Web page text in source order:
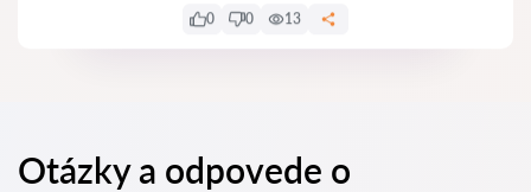
0 0 13
Otázky a odpovede o